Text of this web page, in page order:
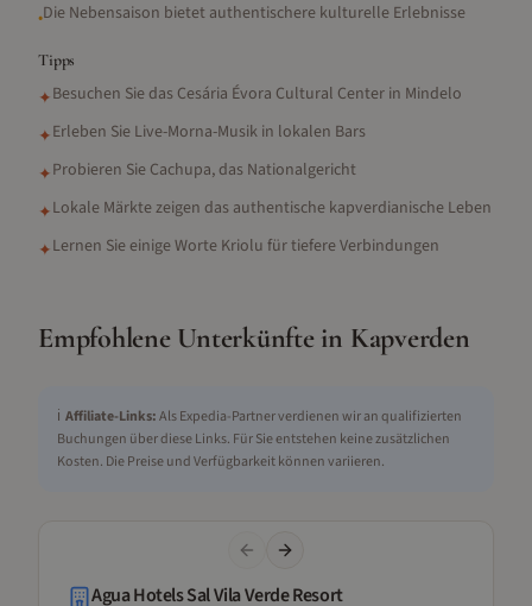
•Die Nebensaison bietet authentischere kulturelle Erlebnisse
Tipps
✦Besuchen Sie das Cesária Évora Cultural Center in Mindelo
✦Erleben Sie Live-Morna-Musik in lokalen Bars
✦Probieren Sie Cachupa, das Nationalgericht
✦Lokale Märkte zeigen das authentische kapverdianische Leben
✦Lernen Sie einige Worte Kriolu für tiefere Verbindungen
Empfohlene Unterkünfte in Kapverden
ℹ️ Affiliate-Links:Als Expedia-Partner verdienen wir an qualifizierten
Buchungen über diese Links. Für Sie entstehen keine zusätzlichen
Kosten. Die Preise und Verfügbarkeit können variieren.
Previous slide
Next slide
Agua Hotels Sal Vila Verde Resort